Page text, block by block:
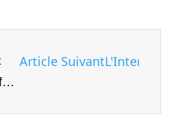
Découvrez les fonctionnalités de la nouvelle Livebox 7 d’Orange
Article SuivantL'Internet